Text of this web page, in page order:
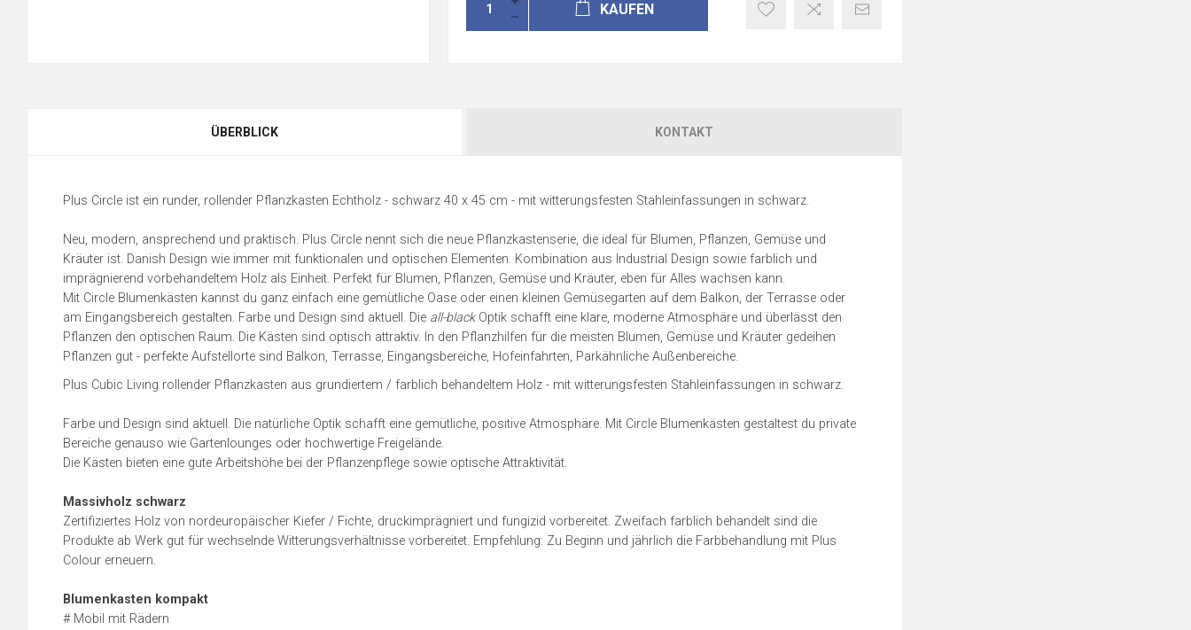
KAUFEN
ÜBERBLICK KONTAKT
Plus Circle ist ein runder, rollender Pflanzkasten Echtholz - schwarz 40 x 45 cm - mit witterungsfesten Stahleinfassungen in schwarz.
Neu, modern, ansprechend und praktisch. Plus Circle nennt sich die neue Pflanzkastenserie, die ideal für Blumen, Pflanzen, Gemüse und
Kräuter ist. Danish Design wie immer mit funktionalen und optischen Elementen. Kombination aus Industrial Design sowie farblich und
imprägnierend vorbehandeltem Holz als Einheit. Perfekt für Blumen, Pflanzen, Gemüse und Kräuter, eben für Alles wachsen kann.
Mit Circle Blumenkästen kannst du ganz einfach eine gemütliche Oase oder einen kleinen Gemüsegarten auf dem Balkon, der Terrasse oder
am Eingangsbereich gestalten. Farbe und Design sind aktuell. Die all-blackOptik schafft eine klare, moderne Atmosphäre und überlässt den
Pflanzen den optischen Raum. Die Kästen sind optisch attraktiv. In den Pflanzhilfen für die meisten Blumen, Gemüse und Kräuter gedeihen
Pflanzen gut - perfekte Aufstellorte sind Balkon, Terrasse, Eingangsbereiche, Hofeinfahrten, Parkähnliche Außenbereiche.
Plus Cubic Living rollender Pflanzkasten aus grundiertem / farblich behandeltem Holz - mit witterungsfesten Stahleinfassungen in schwarz.
Farbe und Design sind aktuell. Die natürliche Optik schafft eine gemütliche, positive Atmosphäre. Mit Circle Blumenkästen gestaltest du private
Bereiche genauso wie Gartenlounges oder hochwertige Freigelände.
Die Kästen bieten eine gute Arbeitshöhe bei der Pflanzenpflege sowie optische Attraktivität.
Massivholz schwarz
Zertifiziertes Holz von nordeuropäischer Kiefer / Fichte, druckimprägniert und fungizid vorbereitet. Zweifach farblich behandelt sind die
Produkte ab Werk gut für wechselnde Witterungsverhältnisse vorbereitet. Empfehlung: Zu Beginn und jährlich die Farbbehandlung mit Plus
Colour erneuern.
Blumenkasten kompakt
# Mobil mit Rädern